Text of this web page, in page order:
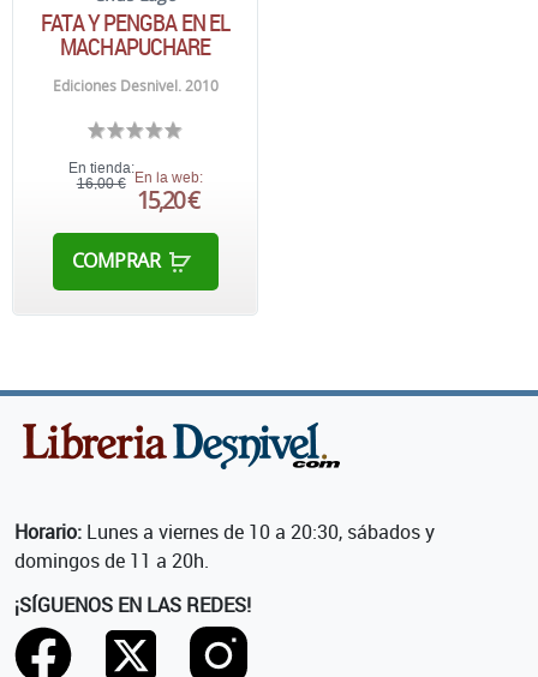
FATA Y PENGBA EN EL
MACHAPUCHARE
Ediciones Desnivel. 2010
En tienda:
16,00 € En la web:
15,20 €
COMPRAR
Horario: Lunes a viernes de 10 a 20:30, sábados y
domingos de 11 a 20h.
¡SÍGUENOS EN LAS REDES!